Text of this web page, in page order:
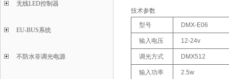
无线LED控制器
EU-BUS系统
不防水非调光电源
技术参数
型号
DMX-E06
输入电压 12-24v
调光方式 DMX512
输入功率 2.5w